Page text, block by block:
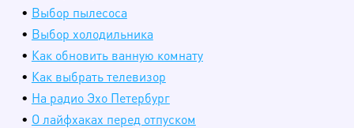
• Выбор пылесоса
• Выбор холодильника
• Как обновить ванную комнату
• Как выбрать телевизор
• На радио Эхо Петербург
• О лайфхаках перед отпуском